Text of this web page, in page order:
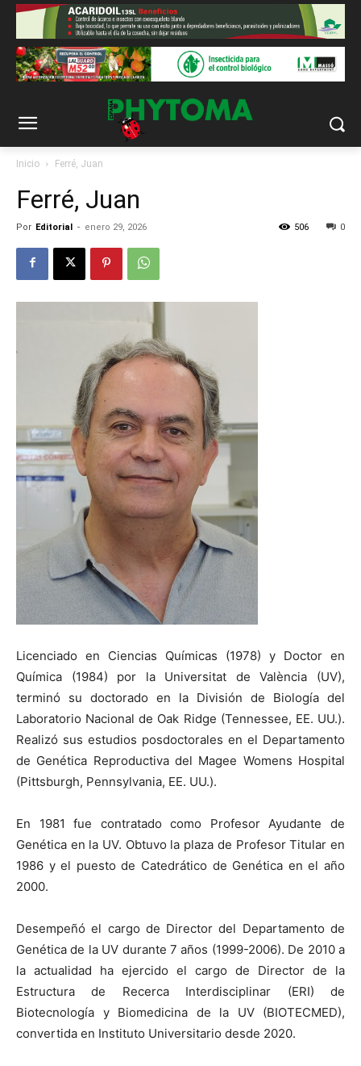
Inicio Ferré, Juan
Ferré, Juan
Por Editorial - enero 29, 2026 0
506
Licenciado en Ciencias Químicas (1978) y Doctor en
Química (1984) por la Universitat de València (UV),
terminó su doctorado en la División de Biología del
Laboratorio Nacional de Oak Ridge (Tennessee, EE. UU.).
Realizó sus estudios posdoctorales en el Departamento
de Genética Reproductiva del Magee Womens Hospital
(Pittsburgh, Pennsylvania, EE. UU.).
En 1981 fue contratado como Profesor Ayudante de
Genética en la UV. Obtuvo la plaza de Profesor Titular en
1986 y el puesto de Catedrático de Genética en el año
2000.
Desempeñó el cargo de Director del Departamento de
Genética de la UV durante 7 años (1999-2006). De 2010 a
la actualidad ha ejercido el cargo de Director de la
Estructura de Recerca Interdisciplinar (ERI) de
Biotecnología y Biomedicina de la UV (BIOTECMED),
convertida en Instituto Universitario desde 2020.